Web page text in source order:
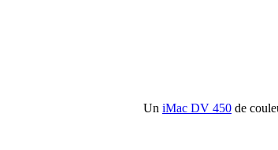
Un iMac DV 450 de